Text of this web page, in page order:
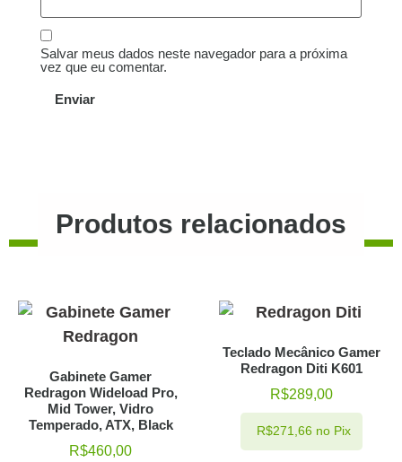
Salvar meus dados neste navegador para a próxima
vez que eu comentar.
Produtos relacionados
Gabinete Gamer
Redragon Wideload Pro,
Mid Tower, Vidro
Temperado, ATX, Black
R$460,00
Teclado Mecânico Gamer
Redragon Diti K601
R$289,00
R$271,66 no Pix